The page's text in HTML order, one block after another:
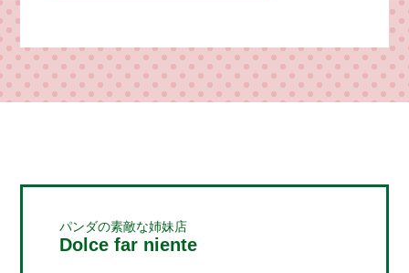
パンダの素敵な姉妹店
Dolce far niente